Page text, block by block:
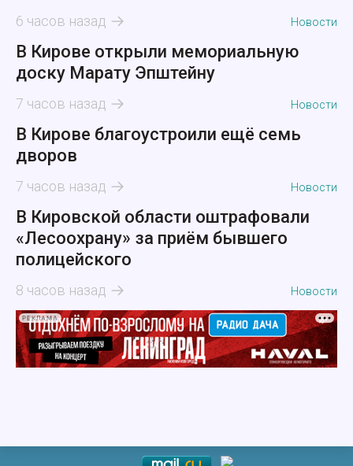
6 часов назад Новости
В Кирове открыли мемориальную
доску Марату Эпштейну
7 часов назад Новости
В Кирове благоустроили ещё семь
дворов
7 часов назад Новости
В Кировской области оштрафовали
«Лесоохрану» за приём бывшего
полицейского
8 часов назад Новости
РЕКЛАМА